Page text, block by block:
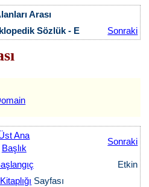
Arası
Sözlük - E Sonraki
Ana
Başlık
Sonraki
Etkin
Sayfası